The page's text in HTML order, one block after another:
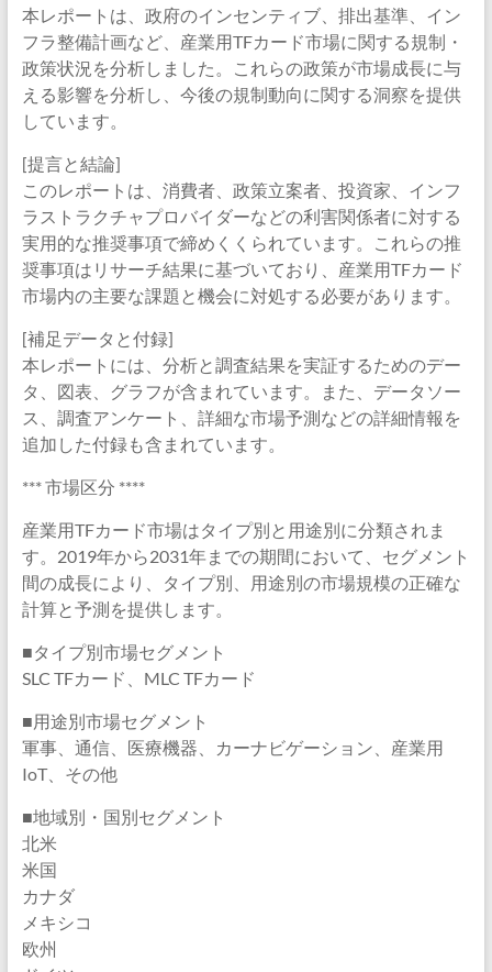
本レポートは、政府のインセンティブ、排出基準、イン
フラ整備計画など、産業用TFカード市場に関する規制・
政策状況を分析しました。これらの政策が市場成長に与
える影響を分析し、今後の規制動向に関する洞察を提供
しています。
[提言と結論]
このレポートは、消費者、政策立案者、投資家、インフ
ラストラクチャプロバイダーなどの利害関係者に対する
実用的な推奨事項で締めくくられています。これらの推
奨事項はリサーチ結果に基づいており、産業用TFカード
市場内の主要な課題と機会に対処する必要があります。
[補足データと付録]
本レポートには、分析と調査結果を実証するためのデー
タ、図表、グラフが含まれています。また、データソー
ス、調査アンケート、詳細な市場予測などの詳細情報を
追加した付録も含まれています。
*** 市場区分 ****
産業用TFカード市場はタイプ別と用途別に分類されま
す。2019年から2031年までの期間において、セグメント
間の成長により、タイプ別、用途別の市場規模の正確な
計算と予測を提供します。
■タイプ別市場セグメント
SLC TFカード、MLC TFカード
■用途別市場セグメント
軍事、通信、医療機器、カーナビゲーション、産業用
IoT、その他
■地域別・国別セグメント
北米
米国
カナダ
メキシコ
欧州